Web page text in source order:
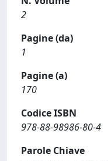
2
Pagine (da)
1
Pagine (a)
170
Codice ISBN
978-88-98986-80-4
Parole Chiave